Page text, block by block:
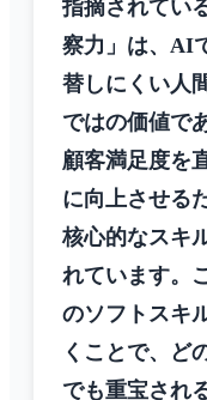
指摘されてい
察力」は、AI
替しにくい人
ではの価値で
顧客満足度を
に向上させる
核心的なスキ
れています。
のソフトスキ
くことで、ど
でも重宝され